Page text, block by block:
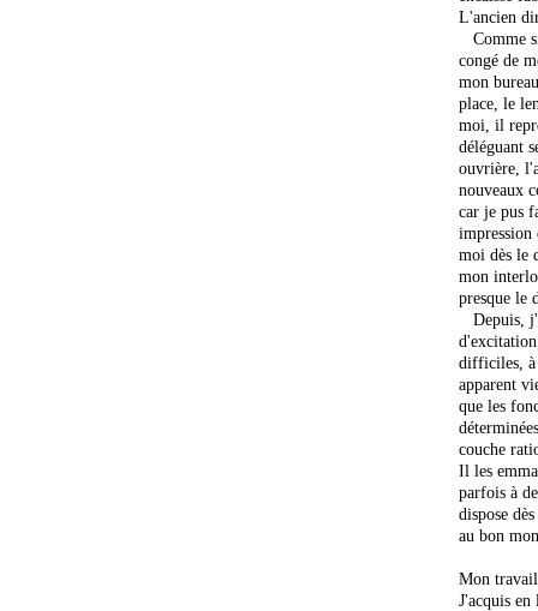
L'ancien
Comme
congé de
mon
place, le
moi, il
déléguant
ouvrière,
nouveaux
car je pus
impression
moi dès le
mon
presque le
Depuis,
difficiles, à
apparent
que les
couche
Il les
parfois à
dispose
au bon
Mon
J'acquis en